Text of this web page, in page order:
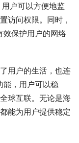
户可以方便地监
访问权限。同时，
保护用户的网络
用户的生活，也连
能，用户可以稳
球互联。无论是海
能为用户提供稳定